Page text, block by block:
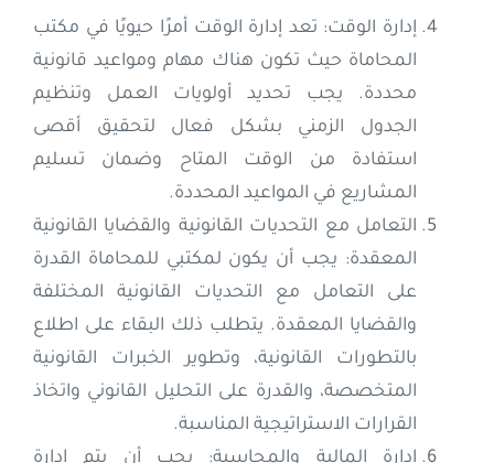
إدارة الوقت: تعد إدارة الوقت أمرًا حيويًا في مكتب
المحاماة حيث تكون هناك مهام ومواعيد قانونية
محددة. يجب تحديد أولويات العمل وتنظيم
الجدول الزمني بشكل فعال لتحقيق أقصى
استفادة من الوقت المتاح وضمان تسليم
المشاريع في المواعيد المحددة.
التعامل مع التحديات القانونية والقضايا القانونية
المعقدة: يجب أن يكون لمكتبي للمحاماة القدرة
على التعامل مع التحديات القانونية المختلفة
والقضايا المعقدة. يتطلب ذلك البقاء على اطلاع
بالتطورات القانونية، وتطوير الخبرات القانونية
المتخصصة، والقدرة على التحليل القانوني واتخاذ
القرارات الاستراتيجية المناسبة.
إدارة المالية والمحاسبة: يجب أن يتم إدارة